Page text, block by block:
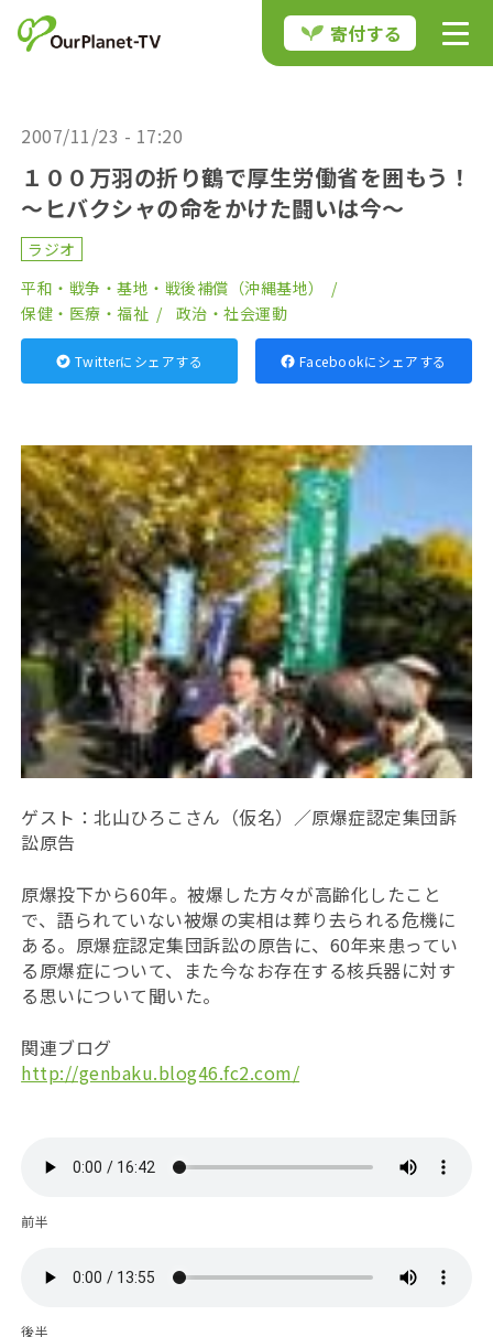
寄付する
2007/11/23 - 17:20
１００万羽の折り鶴で厚生労働省を囲もう！
～ヒバクシャの命をかけた闘いは今～
ラジオ
平和・戦争・基地・戦後補償（沖縄基地）
保健・医療・福祉
政治・社会運動
Twitterにシェアする Facebookにシェアする
ゲスト：北山ひろこさん（仮名）／原爆症認定集団訴
訟原告
原爆投下から60年。被爆した方々が高齢化したこと
で、語られていない被爆の実相は葬り去られる危機に
ある。原爆症認定集団訴訟の原告に、60年来患ってい
る原爆症について、また今なお存在する核兵器に対す
る思いについて聞いた。
関連ブログ
http://genbaku.blog46.fc2.com/
前半
後半